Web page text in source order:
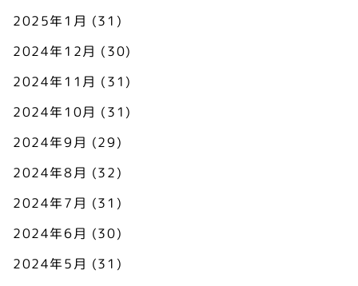
2025年1月 (31)
2024年12月 (30)
2024年11月 (31)
2024年10月 (31)
2024年9月 (29)
2024年8月 (32)
2024年7月 (31)
2024年6月 (30)
2024年5月 (31)